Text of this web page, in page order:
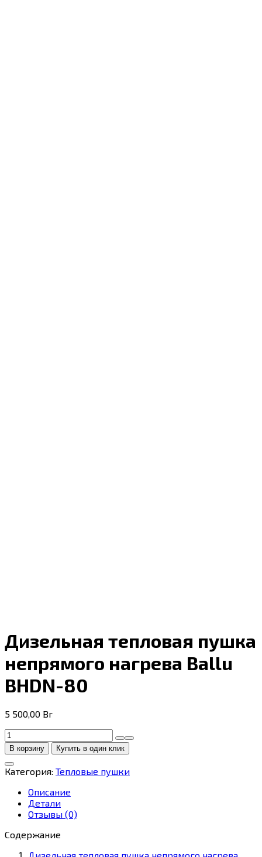
Дизельная тепловая пушка
непрямого нагрева Ballu
BHDN-80
5 500,00 Br
Количество
товара
Дизельная
тепловая
пушка
непрямого
нагрева
Ballu
80
В корзину Купить в один клик
Категория: Тепловые пушки
Описание
Детали
Отзывы (0)
Содержание